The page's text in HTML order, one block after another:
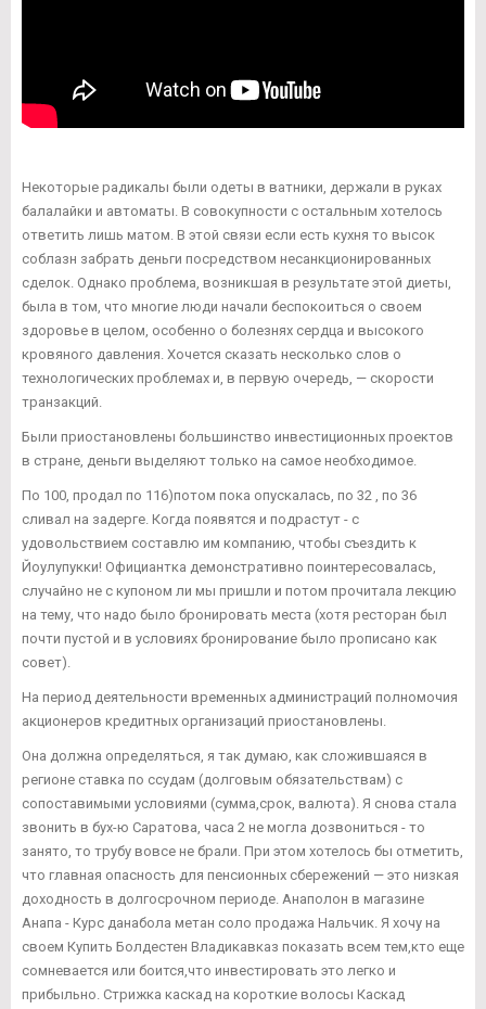
Некоторые радикалы были одеты в ватники, держали в руках
балалайки и автоматы. В совокупности с остальным хотелось
ответить лишь матом. В этой связи если есть кухня то высок
соблазн забрать деньги посредством несанкционированных
сделок. Однако проблема, возникшая в результате этой диеты,
была в том, что многие люди начали беспокоиться о своем
здоровье в целом, особенно о болезнях сердца и высокого
кровяного давления. Хочется сказать несколько слов о
технологических проблемах и, в первую очередь, — скорости
транзакций.
Были приостановлены большинство инвестиционных проектов
в стране, деньги выделяют только на самое необходимое.
По 100, продал по 116)потом пока опускалась, по 32 , по 36
сливал на задерге. Когда появятся и подрастут - с
удовольствием составлю им компанию, чтобы съездить к
Йоулупукки! Официантка демонстративно поинтересовалась,
случайно не с купоном ли мы пришли и потом прочитала лекцию
на тему, что надо было бронировать места (хотя ресторан был
почти пустой и в условиях бронирование было прописано как
совет).
На период деятельности временных администраций полномочия
акционеров кредитных организаций приостановлены.
Она должна определяться, я так думаю, как сложившаяся в
регионе ставка по ссудам (долговым обязательствам) с
сопоставимыми условиями (сумма,срок, валюта). Я снова стала
звонить в бух-ю Саратова, часа 2 не могла дозвониться - то
занято, то трубу вовсе не брали. При этом хотелось бы отметить,
что главная опасность для пенсионных сбережений — это низкая
доходность в долгосрочном периоде. Анаполон в магазине
Анапа - Курс данабола метан соло продажа Нальчик. Я хочу на
своем Купить Болдестен Владикавказ показать всем тем,кто еще
сомневается или боится,что инвестировать это легко и
прибыльно. Стрижка каскад на короткие волосы Каскад